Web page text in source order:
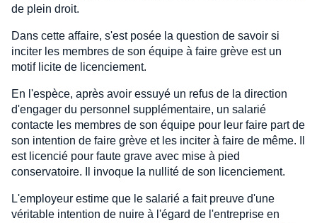
de plein droit.
Dans cette affaire, s'est posée la question de savoir si
inciter les membres de son équipe à faire grève est un
motif licite de licenciement.
En l'espèce, après avoir essuyé un refus de la direction
d'engager du personnel supplémentaire, un salarié
contacte les membres de son équipe pour leur faire part de
son intention de faire grève et les inciter à faire de même. Il
est licencié pour faute grave avec mise à pied
conservatoire. Il invoque la nullité de son licenciement.
L'employeur estime que le salarié a fait preuve d'une
véritable intention de nuire à l'égard de l'entreprise en